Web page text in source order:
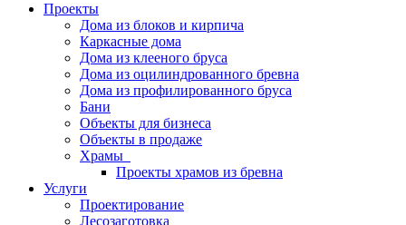
Проекты
Дома из блоков и кирпича
Каркасные дома
Дома из клееного бруса
Дома из оцилиндрованного бревна
Дома из профилированного бруса
Бани
Объекты для бизнеса
Объекты в продаже
Храмы
Проекты храмов из бревна
Услуги
Проектирование
Лесозаготовка